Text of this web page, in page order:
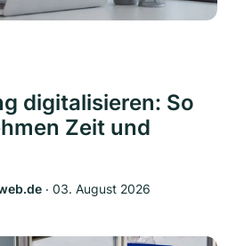
digitalisieren: So
Zeit und
‧ 03. August 2026